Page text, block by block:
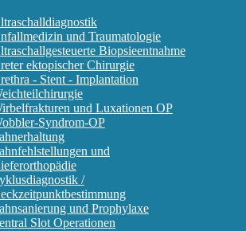
und Traumatologie
Biopsieentnahme
ektopischer Chirurgie
- Stent - Implantation
und Luxationen OP
Syndrom-OP
und
/
und Prophylaxe
Slot Operationen